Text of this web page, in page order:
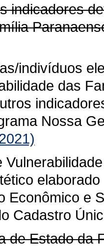
indicadores
indivíduos
das
Nossa
Econômico e
Cadastro
de Estado da